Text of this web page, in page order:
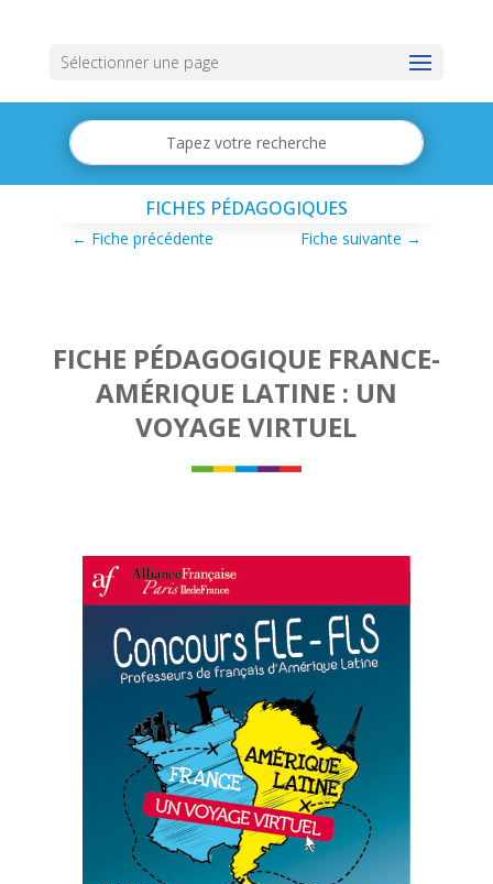
Sélectionner une page
FICHES PÉDAGOGIQUES
← Fiche précédente Fiche suivante →
FICHE PÉDAGOGIQUE FRANCE-
AMÉRIQUE LATINE : UN
VOYAGE VIRTUEL